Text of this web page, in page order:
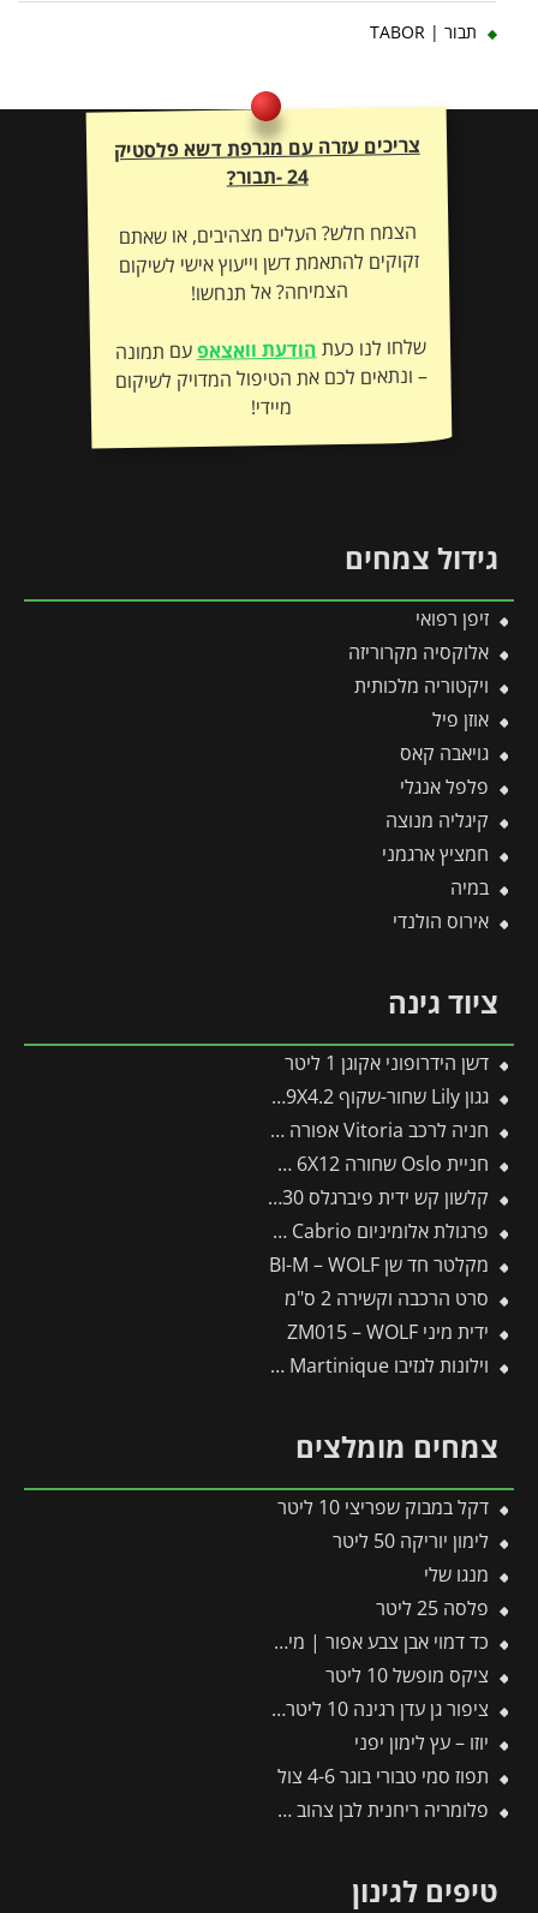
תבור | TABOR
צריכים עזרה עם מגרפת דשא פלסטיק
24 -תבור?
הצמח חלש? העלים מצהיבים, או שאתם
זקוקים להתאמת דשן וייעוץ אישי לשיקום
הצמיחה? אל תנחשו!
שלחו לנו כעתהודעת וואצאפעם תמונה
– ונתאים לכם את הטיפול המדויק לשיקום
מיידי!
גידול צמחים
זיפן רפואי
אלוקסיה מקרוריזה
ויקטוריה מלכותית
אוזן פיל
גויאבה קאס
פלפל אנגלי
קיגליה מנוצה
חמציץ ארגמני
במיה
אירוס הולנדי
ציוד גינה
דשן הידרופוני אקוגן 1 ליטר
גגון Lily שחור-שקוף 0.9X4.2 בעיצוב רטרו מבית פלרם – Canopia
חניה לרכב Vitoria אפורה 2.9X5 מבית פלרם – Canopia
חניית Oslo שחורה 6X12 מבית פלרם – Canopia
קלשון קש ידית פיברגלס J-230 -תבור
פרגולת אלומיניום Sierra Cabrio אפורה 3X6.2 נפתחת מבית פלרם – Canopia
מקלטר חד שן BI-M – WOLF
סרט הרכבה וקשירה 2 ס"מ
ידית מיני ZM015 – WOLF
וילונות לגזיבו 3X4.3 Martinique מבית פלרם – Canopia
צמחים מומלצים
דקל במבוק שפריצי 10 ליטר
לימון יוריקה 50 ליטר
מנגו שלי
פלסה 25 ליטר
כד דמוי אבן צבע אפור | מידות 55×59 ס״מ
ציקס מופשל 10 ליטר
ציפור גן עדן רגינה 10 ליטר 2 יציאות
יוזו – עץ לימון יפני
תפוז סמי טבורי בוגר 4-6 צול
פלומריה ריחנית לבן צהוב 25 ליטר
טיפים לגינון